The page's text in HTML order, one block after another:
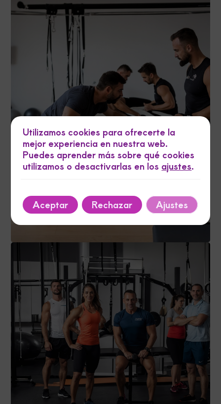
Utilizamos cookies para ofrecerte la
mejor experiencia en nuestra web.
Puedes aprender más sobre qué cookies
utilizamos o desactivarlas en los ajustes.
Aceptar Rechazar Ajustes